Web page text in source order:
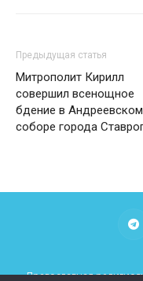
Предыдущая статья
Митрополит Кирилл
совершил всенощное
бдение в Андреевском
соборе города
Православная